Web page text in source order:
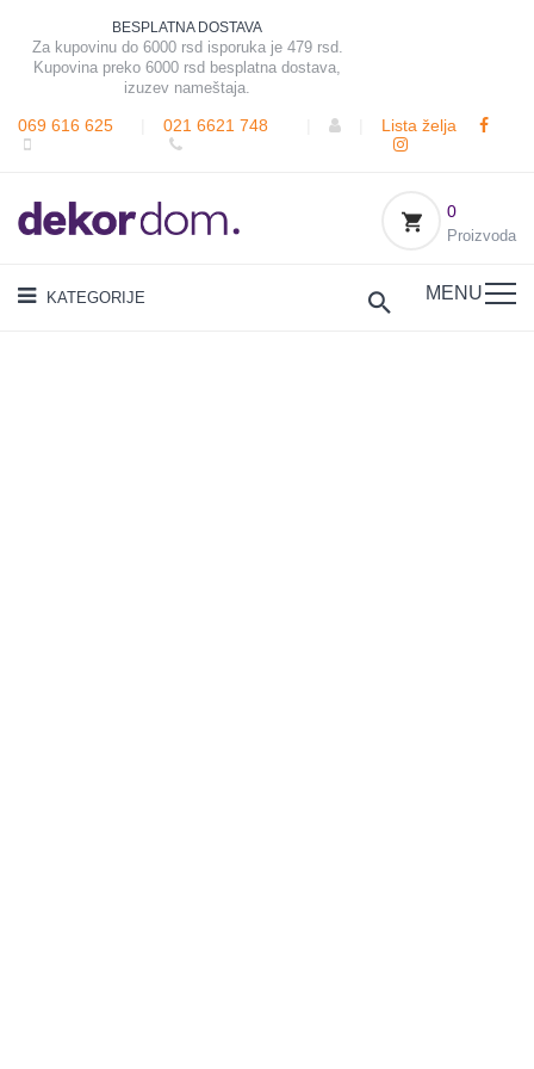
BESPLATNA DOSTAVA
Za kupovinu do 6000 rsd isporuka je 479 rsd.
Kupovina preko 6000 rsd besplatna dostava,
izuzev nameštaja.
069 616 625 021 6621 748 Lista želja
0
Proizvoda
KATEGORIJE MENU